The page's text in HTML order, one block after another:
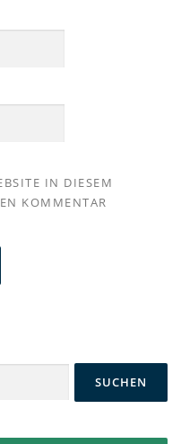
IN DIESEM
KOMMENTAR